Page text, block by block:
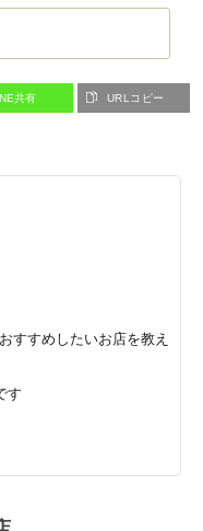
共有 URLコピー
すすめしたいお店を教え
す